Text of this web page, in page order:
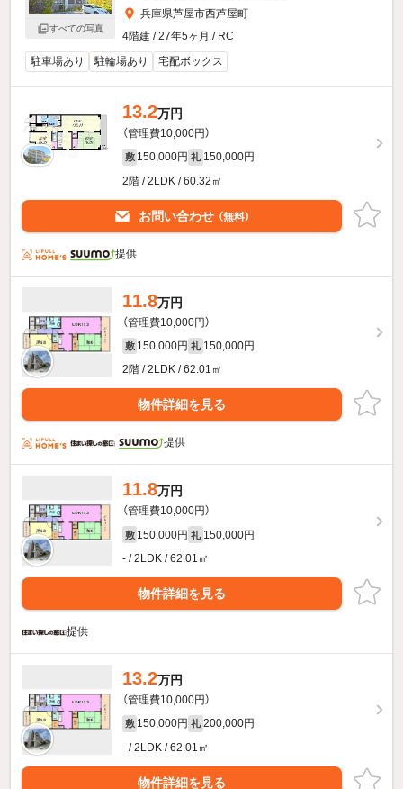
すべての写真
兵庫県芦屋市西芦屋町
4階建 / 27年5ヶ月 / RC
駐車場あり
駐輪場あり 宅配ボックス
13.2万円
（管理費10,000円）
敷 150,000円 礼 150,000円
2階 / 2LDK / 60.32㎡
お問い合わせ （無料）
提供
11.8万円
（管理費10,000円）
敷 150,000円 礼 150,000円
2階 / 2LDK / 62.01㎡
物件詳細を見る
提供
11.8万円
（管理費10,000円）
敷 150,000円 礼 150,000円
- / 2LDK / 62.01㎡
物件詳細を見る
提供
13.2万円
（管理費10,000円）
敷 150,000円 礼 200,000円
- / 2LDK / 62.01㎡
物件詳細を見る